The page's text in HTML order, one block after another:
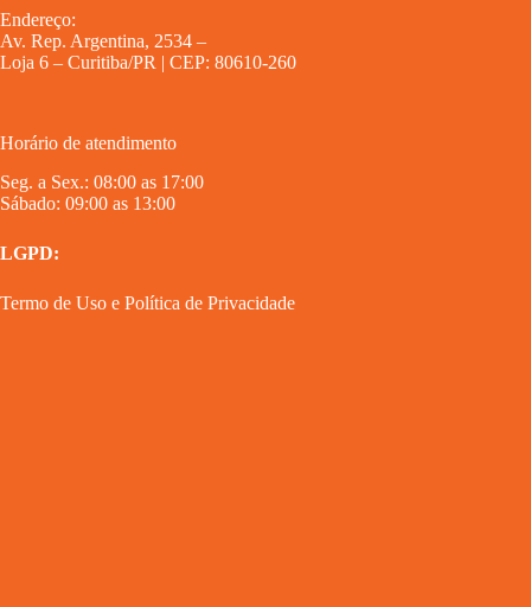
Endereço:
Av. Rep. Argentina, 2534 –
Loja 6 – Curitiba/PR | CEP: 80610-260
Horário de atendimento
Seg. a Sex.: 08:00 as 17:00
Sábado: 09:00 as 13:00
LGPD:
Termo de Uso e Política de Privacidade